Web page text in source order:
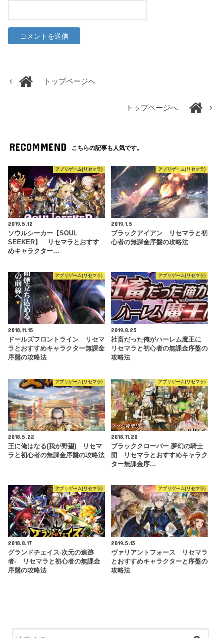
トップページへ
トップページへ
RECOMMEND こちらの記事も人気です。
アプリゲーム(リセマラ)
2019.5.12
ソウルシーカー【SOUL
SEEKER】 リセマラとおすす
めキャラクター…
アプリゲーム(リセマラ)
2019.1.5
ブラックアイアン リセマラと初
心者の無課金序盤の攻略法
アプリゲーム(リセマラ)
2018.11.15
ドールズフロントライン リセマ
ラとおすすめキャラクター無課金
序盤の攻略法
アプリゲーム(リセマラ)
2019.8.25
社畜だった俺がハーレム魔王に
リセマラと初心者の無課金序盤の
攻略法
アプリゲーム(リセマラ)
2018.5.22
王に俺はなる(我が野望) リセマ
ラと初心者の無課金序盤の攻略法
アプリゲーム(リセマラ)
2018.11.20
ブラッククローバー 夢幻の騎士
団 リセマラとおすすめキャラク
ター無課金序…
アプリゲーム(リセマラ)
2018.8.17
グランドチェイス‐次元の追跡
者- リセマラと初心者の無課金
序盤の攻略法
アプリゲーム(リセマラ)
2019.5.13
ヴァリアントフォース リセマラ
とおすすめキャラクターと序盤の
攻略法